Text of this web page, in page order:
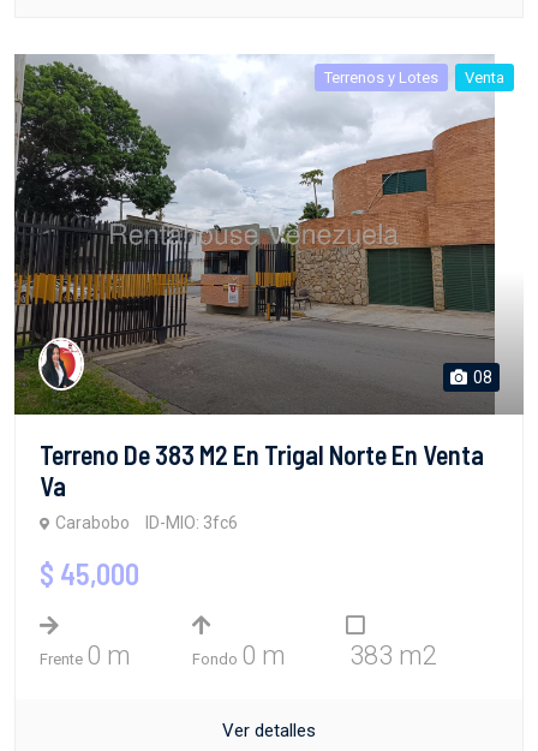
Terrenos y Lotes Venta
08
Terreno De 383 M2 En Trigal Norte En Venta
Va
Carabobo ID-MIO: 3fc6
$ 45,000
Frente 0 m Fondo 0 m 383 m2
Ver detalles